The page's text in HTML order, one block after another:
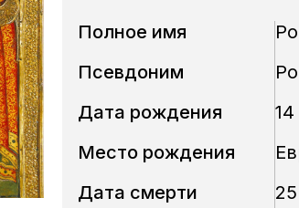
Полное имя
Псевдоним
Дата рождения
Место рождения
Дата смерти